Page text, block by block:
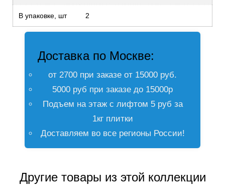
В упаковке, шт 2
Доставка по Москве:
от 2700 при заказе от 15000 руб.
5000 руб при заказе до 15000р
Подъем на этаж с лифтом 5 руб за
1кг плитки
Доставляем во все регионы России!
Другие товары из этой коллекции